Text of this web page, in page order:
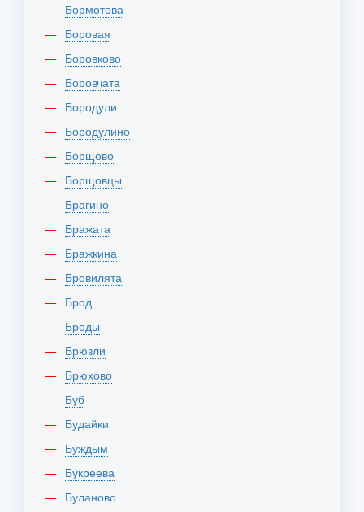
Бормотова
Боровая
Боровково
Боровчата
Бородули
Бородулино
Борщово
Борщовцы
Брагино
Бражата
Бражкина
Бровилята
Брод
Броды
Брюзли
Брюхово
Буб
Будайки
Буждым
Букреева
Буланово